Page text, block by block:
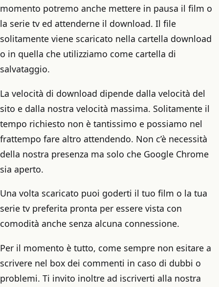
momento potremo anche mettere in pausa il film o
la serie tv ed attenderne il download. Il file
solitamente viene scaricato nella cartella download
o in quella che utilizziamo come cartella di
salvataggio.
La velocità di download dipende dalla velocità del
sito e dalla nostra velocità massima. Solitamente il
tempo richiesto non è tantissimo e possiamo nel
frattempo fare altro attendendo. Non c’è necessità
della nostra presenza ma solo che Google Chrome
sia aperto.
Una volta scaricato puoi goderti il tuo film o la tua
serie tv preferita pronta per essere vista con
comodità anche senza alcuna connessione.
Per il momento è tutto, come sempre non esitare a
scrivere nel box dei commenti in caso di dubbi o
problemi. Ti invito inoltre ad iscriverti alla nostra